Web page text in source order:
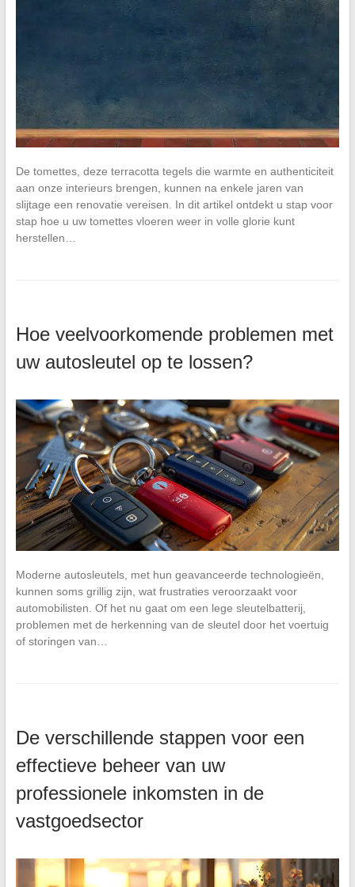
De tomettes, deze terracotta tegels die warmte en authenticiteit
aan onze interieurs brengen, kunnen na enkele jaren van
slijtage een renovatie vereisen. In dit artikel ontdekt u stap voor
stap hoe u uw tomettes vloeren weer in volle glorie kunt
herstellen…
Hoe veelvoorkomende problemen met
uw autosleutel op te lossen?
Moderne autosleutels, met hun geavanceerde technologieën,
kunnen soms grillig zijn, wat frustraties veroorzaakt voor
automobilisten. Of het nu gaat om een lege sleutelbatterij,
problemen met de herkenning van de sleutel door het voertuig
of storingen van…
De verschillende stappen voor een
effectieve beheer van uw
professionele inkomsten in de
vastgoedsector